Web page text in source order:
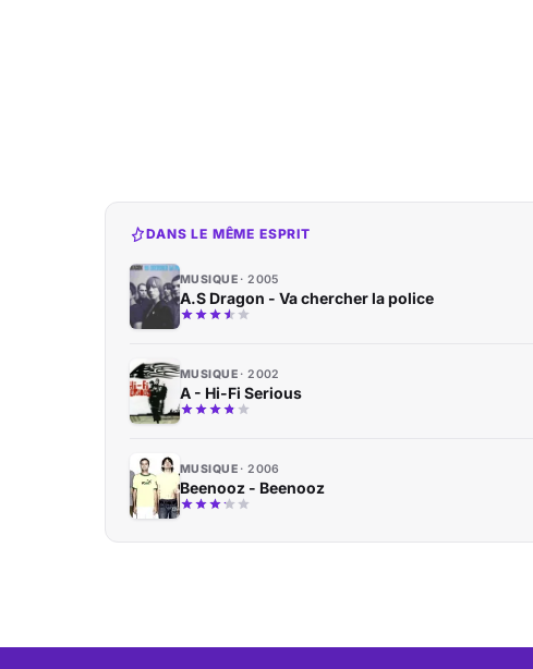
DANS LE MÊME ESPRIT
MUSIQUE 2005
A.S Dragon - Va chercher la police
MUSIQUE 2002
A - Hi-Fi Serious
MUSIQUE 2006
Beenooz - Beenooz